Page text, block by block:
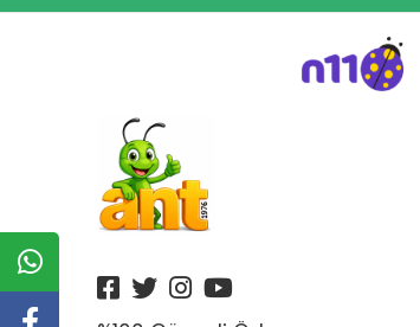
Altın Karma Yayınları
Altın Kitaplar Yayınevi
Altın Kitaplar Yayınları
Altınyıldız